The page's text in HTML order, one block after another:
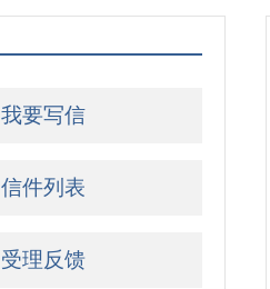
我要写信
信件列表
受理反馈